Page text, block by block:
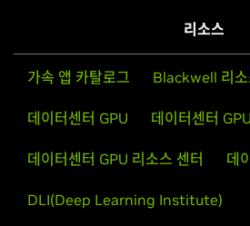
리소스
가속 앱 카탈로그 Blackwell 리소
데이터센터 GPU 데이터센터
데이터센터 GPU 리소스 센터 데
DLI(Deep Learning Institute)